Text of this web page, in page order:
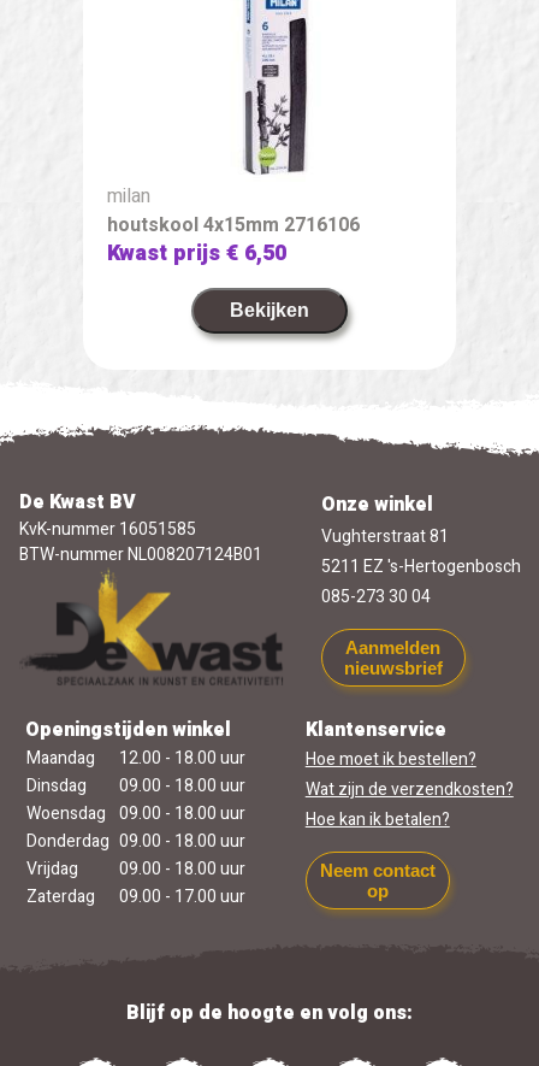
milan
houtskool 4x15mm 2716106
Kwast prijs€ 6,50
Bekijken
De Kwast BV
KvK-nummer 16051585
BTW-nummer NL008207124B01
Onze winkel
Vughterstraat 81
5211 EZ 's-Hertogenbosch
085-273 30 04
Aanmelden
nieuwsbrief
Openingstijden winkel
Maandag
12.00 - 18.00 uur
Dinsdag
09.00 - 18.00 uur
Woensdag 09.00 - 18.00 uur
Donderdag 09.00 - 18.00 uur
Vrijdag
09.00 - 18.00 uur
Zaterdag
09.00 - 17.00 uur
Klantenservice
Hoe moet ik bestellen?
Wat zijn de verzendkosten?
Hoe kan ik betalen?
Neem contact
op
Blijf op de hoogte en volg ons: